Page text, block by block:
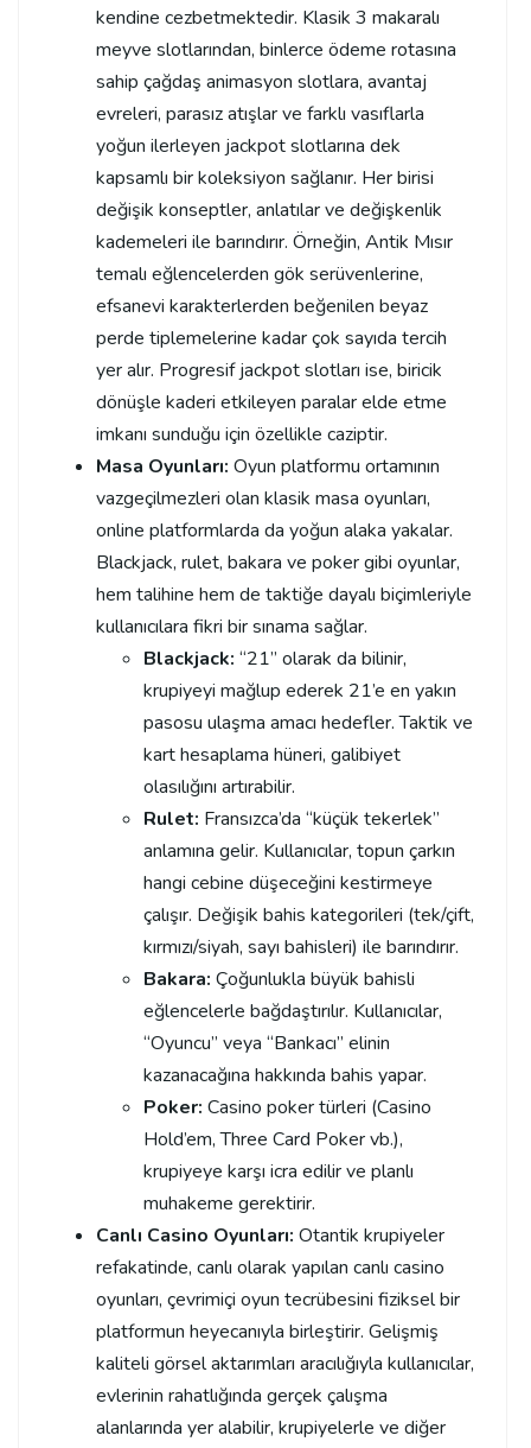
kendine cezbetmektedir. Klasik 3 makaralı
meyve slotlarından, binlerce ödeme rotasına
sahip çağdaş animasyon slotlara, avantaj
evreleri, parasız atışlar ve farklı vasıflarla
yoğun ilerleyen jackpot slotlarına dek
kapsamlı bir koleksiyon sağlanır. Her birisi
değişik konseptler, anlatılar ve değişkenlik
kademeleri ile barındırır. Örneğin, Antik Mısır
temalı eğlencelerden gök serüvenlerine,
efsanevi karakterlerden beğenilen beyaz
perde tiplemelerine kadar çok sayıda tercih
yer alır. Progresif jackpot slotları ise, biricik
dönüşle kaderi etkileyen paralar elde etme
imkanı sunduğu için özellikle caziptir.
Masa Oyunları: Oyun platformu ortamının
vazgeçilmezleri olan klasik masa oyunları,
online platformlarda da yoğun alaka yakalar.
Blackjack, rulet, bakara ve poker gibi oyunlar,
hem talihine hem de taktiğe dayalı biçimleriyle
kullanıcılara fikri bir sınama sağlar.
Blackjack: “21” olarak da bilinir,
krupiyeyi mağlup ederek 21’e en yakın
pasosu ulaşma amacı hedefler. Taktik ve
kart hesaplama hüneri, galibiyet
olasılığını artırabilir.
Rulet: Fransızca’da “küçük tekerlek”
anlamına gelir. Kullanıcılar, topun çarkın
hangi cebine düşeceğini kestirmeye
çalışır. Değişik bahis kategorileri (tek/çift,
kırmızı/siyah, sayı bahisleri) ile barındırır.
Bakara: Çoğunlukla büyük bahisli
eğlencelerle bağdaştırılır. Kullanıcılar,
“Oyuncu” veya “Bankacı” elinin
kazanacağına hakkında bahis yapar.
Poker: Casino poker türleri (Casino
Hold’em, Three Card Poker vb.),
krupiyeye karşı icra edilir ve planlı
muhakeme gerektirir.
Canlı Casino Oyunları: Otantik krupiyeler
refakatinde, canlı olarak yapılan canlı casino
oyunları, çevrimiçi oyun tecrübesini fiziksel bir
platformun heyecanıyla birleştirir. Gelişmiş
kaliteli görsel aktarımları aracılığıyla kullanıcılar,
evlerinin rahatlığında gerçek çalışma
alanlarında yer alabilir, krupiyelerle ve diğer